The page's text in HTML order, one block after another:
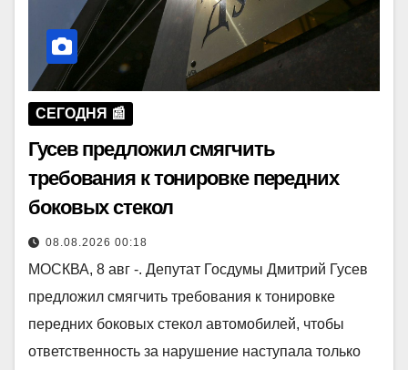
СЕГОДНЯ 📰
Гусев предложил смягчить
требования к тонировке передних
боковых стекол
08.08.2026 00:18
МОСКВА, 8 авг -. Депутат Госдумы Дмитрий Гусев
предложил смягчить требования к тонировке
передних боковых стекол автомобилей, чтобы
ответственность за нарушение наступала только